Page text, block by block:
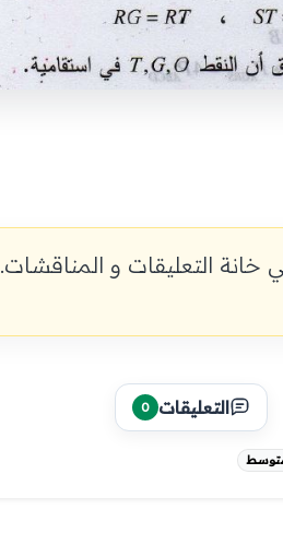
التعليقات و المناقشات.
التعليقات 0